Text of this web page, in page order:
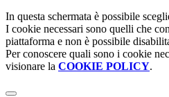
In questa schermata è possibile
I cookie necessari sono quelli che
piattaforma e non è possibile
Per conoscere quali sono i cookie
visionare la COOKIE POLICY.